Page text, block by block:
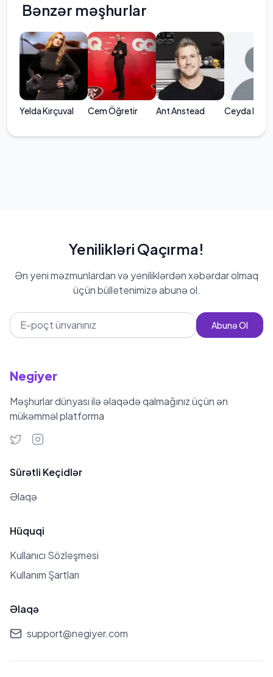
Bənzər məşhurlar
Yelda Kırçuval Cem Öğretir Ant Anstead Ceyda
Yenilikləri Qaçırma!
Ən yeni məzmunlardan və yeniliklərdən xəbərdar olmaq
üçün bülletenimizə abunə ol.
Abunə Ol
Negiyer
Məşhurlar dünyası ilə əlaqədə qalmağınız üçün ən
mükəmməl platforma
Sürətli Keçidlər
Əlaqə
Hüquqi
Kullanıcı Sözleşmesi
Kullanım Şartları
Əlaqə
support@negiyer.com